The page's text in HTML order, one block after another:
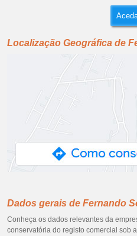
Localização Geográfica de
Dados gerais de Fernando
Conheça os dados relevantes da
conservatória do registo comercial sob